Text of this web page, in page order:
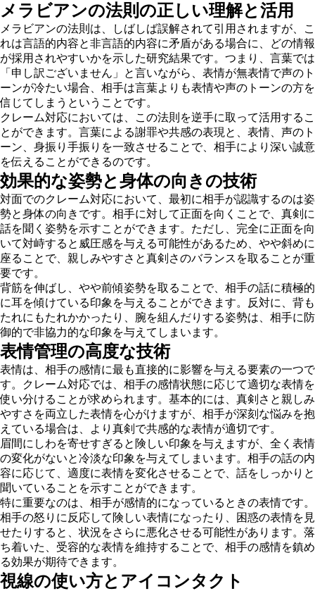
メラビアンの法則の正しい理解と活用
メラビアンの法則は、しばしば誤解されて引用されますが、こ
れは言語的内容と非言語的内容に矛盾がある場合に、どの情報
が採用されやすいかを示した研究結果です。つまり、言葉では
「申し訳ございません」と言いながら、表情が無表情で声のト
ーンが冷たい場合、相手は言葉よりも表情や声のトーンの方を
信じてしまうということです。
クレーム対応においては、この法則を逆手に取って活用するこ
とができます。言葉による謝罪や共感の表現と、表情、声のト
ーン、身振り手振りを一致させることで、相手により深い誠意
を伝えることができるのです。
効果的な姿勢と身体の向きの技術
対面でのクレーム対応において、最初に相手が認識するのは姿
勢と身体の向きです。相手に対して正面を向くことで、真剣に
話を聞く姿勢を示すことができます。ただし、完全に正面を向
いて対峙すると威圧感を与える可能性があるため、やや斜めに
座ることで、親しみやすさと真剣さのバランスを取ることが重
要です。
背筋を伸ばし、やや前傾姿勢を取ることで、相手の話に積極的
に耳を傾けている印象を与えることができます。反対に、背も
たれにもたれかかったり、腕を組んだりする姿勢は、相手に防
御的で非協力的な印象を与えてしまいます。
表情管理の高度な技術
表情は、相手の感情に最も直接的に影響を与える要素の一つで
す。クレーム対応では、相手の感情状態に応じて適切な表情を
使い分けることが求められます。基本的には、真剣さと親しみ
やすさを両立した表情を心がけますが、相手が深刻な悩みを抱
えている場合は、より真剣で共感的な表情が適切です。
眉間にしわを寄せすぎると険しい印象を与えますが、全く表情
の変化がないと冷淡な印象を与えてしまいます。相手の話の内
容に応じて、適度に表情を変化させることで、話をしっかりと
聞いていることを示すことができます。
特に重要なのは、相手が感情的になっているときの表情です。
相手の怒りに反応して険しい表情になったり、困惑の表情を見
せたりすると、状況をさらに悪化させる可能性があります。落
ち着いた、受容的な表情を維持することで、相手の感情を鎮め
る効果が期待できます。
視線の使い方とアイコンタクト